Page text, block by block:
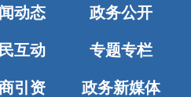
动态 政务公开
互动 专题专栏
引资 政务新媒体